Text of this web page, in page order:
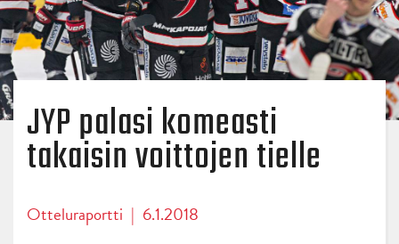
JYP palasi komeasti
takaisin voittojen tielle
Otteluraportti | 6.1.2018